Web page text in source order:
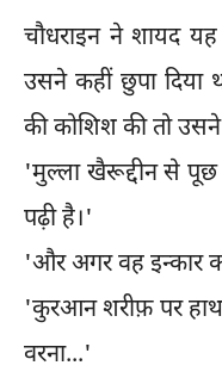
चौधराइन ने शायद
उसने कहीं छुपा दिया
की कोशिश की तो
'मुल्ला खैरूद्दीन से
पढ़ी है।'
'और अगर वह इन्कार
'कुरआन शरीफ़ पर हाथ
वरना...'